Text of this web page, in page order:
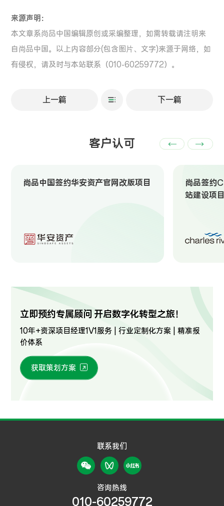
来源声明：
本文章系尚品中国编辑原创或采编整理，如需转载请注明来
自尚品中国。以上内容部分(包含图片、文字)来源于网络，如
有侵权，请及时与本站联系（010-60259772）。
上一篇 下一篇
客户认可
尚品中国签约华安资产官网改版项目
尚品签约
站建设项
立即预约专属顾问 开启数字化转型之旅！
10年+资深项目经理1V1服务 | 行业定制化方案 | 精准报
价体系
获取策划方案
联系我们
咨询热线
010-60259772